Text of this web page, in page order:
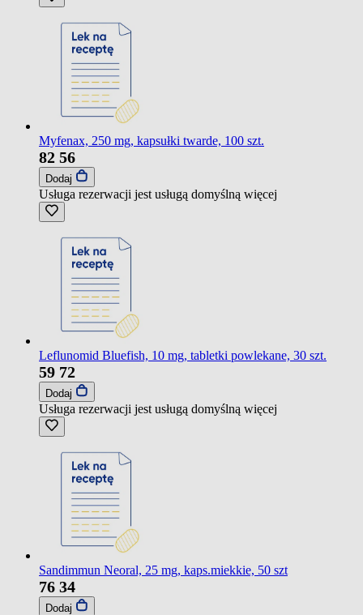
Myfenax, 250 mg, kapsułki twarde, 100 szt.
82 56
Dodaj
Usługa rezerwacji jest usługą domyślną więcej
Leflunomid Bluefish, 10 mg, tabletki powlekane, 30 szt.
59 72
Dodaj
Usługa rezerwacji jest usługą domyślną więcej
Sandimmun Neoral, 25 mg, kaps.miekkie, 50 szt
76 34
Dodaj